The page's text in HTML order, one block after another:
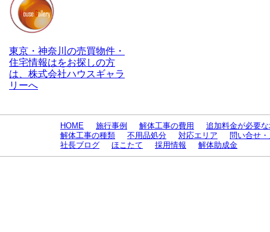
東京・神奈川の売買物件・
住宅情報はをお探しの方
は、株式会社ハウスギャラ
リーへ
HOME 施行事例 解体工事の費用
追加料金が必要
解体工事の種類
不用品処分 対応エリア
問い合せ
社長ブログ
ほこたて 採用情報 解体助成金